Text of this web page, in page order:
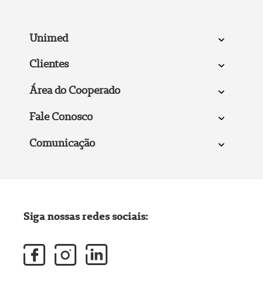
Unimed
Clientes
Área do Cooperado
Fale Conosco
Comunicação
Siga nossas redes sociais: